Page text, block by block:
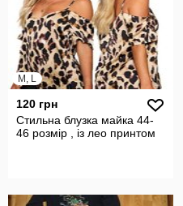
M, L
120 грн
Стильна блузка майка 44-
46 розмір , із лео принтом